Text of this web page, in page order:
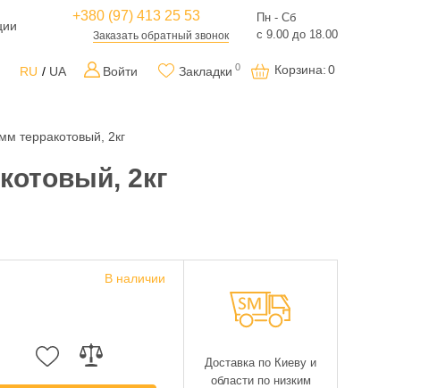
+380 (97) 413 25 53
Заказать обратный звонок
Пн - Сб
с 9.00 до 18.00
RU UA Войти Закладки 0 Корзина: 0
терракотовый, 2кг
2кг
В наличии
Доставка по Киеву и
области по низким